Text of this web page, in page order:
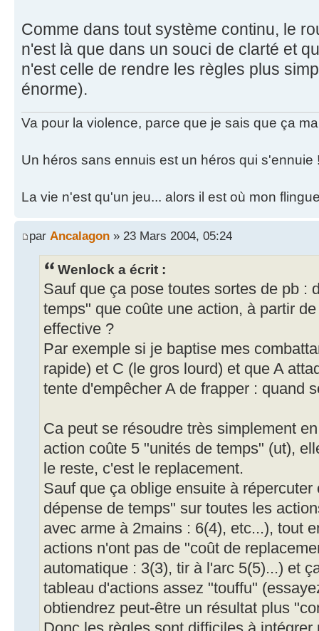
Comme dans tout système continu, le
n'est là que dans un souci de clarté et
n'est celle de rendre les règles plus
énorme).
Va pour la violence, parce que je sais que ça
Un héros sans ennuis est un héros qui s'ennuie
La vie n'est qu'un jeu... alors il est où mon
par Ancalagon » 23 Mars 2004, 05:24
Wenlock a écrit :
Sauf que ça pose toutes sortes de pb :
temps" que coûte une action, à partir
effective ?
Par exemple si je baptise mes
rapide) et C (le gros lourd) et que A
tente d'empêcher A de frapper : quand
Ca peut se résoudre très simplement
action coûte 5 "unités de temps" (ut),
le reste, c'est le replacement.
Sauf que ça oblige ensuite à
dépense de temps" sur toutes les
avec arme à 2mains : 6(4), etc...), tout
actions n'ont pas de "coût de
automatique : 3(3), tir à l'arc 5(5)...) et
tableau d'actions assez "touffu"
obtiendrez peut-être un résultat plus